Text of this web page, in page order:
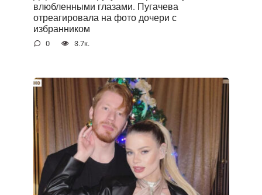
влюбленными глазами. Пугачева
отреагировала на фото дочери с
избранником
0 3.7к.